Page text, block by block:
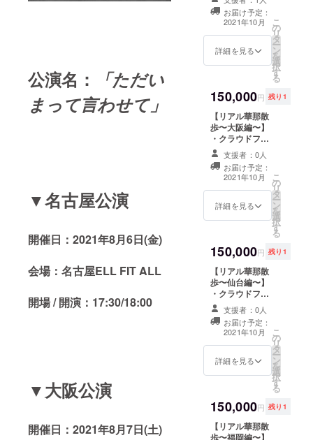
公演名：
「ただい
まって言わせて」
▼名古屋公演
開催日：2021年8月6日(金)
会場：名古屋ELL FIT ALL
開場 / 開演：17:30/18:00
▼大阪公演
開催日：2021年8月7日(土)
ましては
1on1&2ショッ
トチェキ撮影の
了とします。
は必ず身分証を
ご提示くださ
い。ご提示いた
だけない場合は
ご参加いただけ
ません。
トチェキ撮影に
参加出来なかっ
た場合でも、ご
支援金の払い戻
しは致しかねま
すので予めご了
承ください。 ※
クラウドファン
ディング終了後
にどこの会場で
1on1&2ショッ
トチェキ撮影を
行いたいかのア
セージをお送り
します。ご協力
下さいますと幸
いです。 ※送料
込みの金額で
す。 ※このリ
ターンにつきま
しては商品の発
送、1on1&2
ショットチェキ
撮影の開催を
撮影 ・華那と2
人でオンライン
飲み会 ※DVDは
DVD-Rでのお届
けとなります。
※1on1&2ショッ
ツアー箇所のみ
有効です。
※1on1&2ショッ
トチェキ撮影は
各ライブ前に行
います。時間は
後日連絡いたし
ます。 ※1on1に
は必ず身分証を
い。ご提示いた
だけない場合は
※1on1&2ショッ
トチェキ撮影に
参加出来なかっ
た場合でも、ご
支援金の払い戻
しは致しかねま
すので予めご了
承ください。 ※
クラウドファン
にどこの会場で
どこの会場で
行いたいかのア
ンケートのメッ
セージをお送り
デザインシリコ
ンバンド ・Live
映像ダイジェス
ト&各ツアー先
でのメンバーの
DVD ・華那のツ
ンダムチェキ(5
枚のうち1枚はク
ラウドファン
ディング限定) ・
1on1&2ショッ
トチェキ撮影 ・
華那と2人でオン
ライン飲み会 ・
リアル華那散
ショットチェキ
付) ※DVDは
※1on1&2ショッ
トチェキ撮影本
プロジェクトの
ツアー箇所のみ
有効です。
※1on1&2ショッ
トチェキ撮影は
各ライブ前に行
います。時間は
ます。 ※1on1に
は必ず身分証を
だけない場合は
ご参加いただけ
ません。
お届け予定：
2021年10月
詳細を見る
こ
の
リ
タ
ー
ン
を
選
択
す
る
150,000円 残り1
【リアル華那散
歩〜大阪編〜】
・クラウドファ
ンディング限定
デザインシリコ
ンバンド ・Live
映像ダイジェス
ト&各ツアー先
でのメンバーの
DVD ・華那のツ
ンダムチェキ(5
枚のうち1枚はク
ラウドファン
ディング限定) ・
1on1&2ショッ
トチェキ撮影 ・
華那と2人でオン
ライン飲み会 ・
リアル華那散
ショットチェキ
付) ※DVDは
※1on1&2ショッ
トチェキ撮影本
プロジェクトの
支援者：0人
お届け予定：
2021年10月
詳細を見る
こ
の
リ
タ
ー
ン
を
選
択
す
る
150,000円 残り1
【リアル華那散
歩〜仙台編〜】
・クラウドファ
ンディング限定
デザインシリコ
ンバンド ・Live
映像ダイジェス
ト&各ツアー先
でのメンバーの
DVD ・華那のツ
ンダムチェキ(5
枚のうち1枚はク
ラウドファン
支援者：0人
お届け予定：
2021年10月
詳細を見る
こ
の
リ
タ
ー
ン
を
選
択
す
る
150,000円 残り1
【リアル華那散
歩〜福岡編〜】